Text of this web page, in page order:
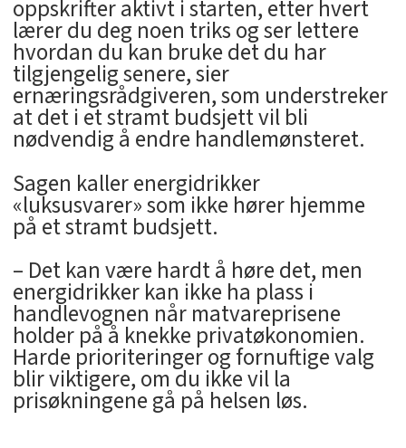
oppskrifter aktivt i starten, etter hvert
lærer du deg noen triks og ser lettere
hvordan du kan bruke det du har
tilgjengelig senere, sier
ernæringsrådgiveren, som understreker
at det i et stramt budsjett vil bli
nødvendig å endre handlemønsteret.
Sagen kaller energidrikker
«luksusvarer» som ikke hører hjemme
på et stramt budsjett.
– Det kan være hardt å høre det, men
energidrikker kan ikke ha plass i
handlevognen når matvareprisene
holder på å knekke privatøkonomien.
Harde prioriteringer og fornuftige valg
blir viktigere, om du ikke vil la
prisøkningene gå på helsen løs.